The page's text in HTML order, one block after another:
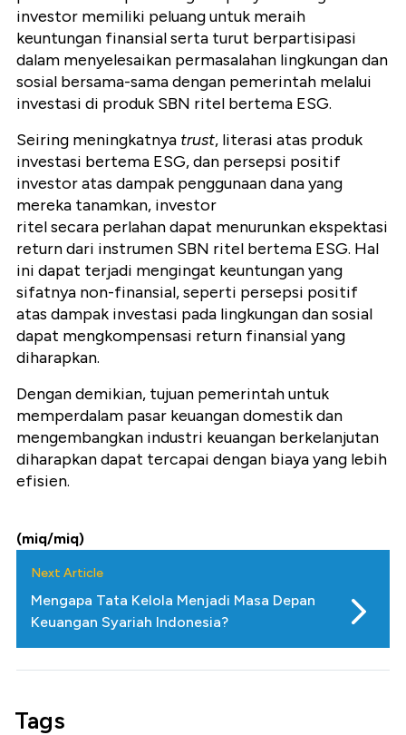
investor memiliki peluang untuk meraih
keuntungan finansial serta turut berpartisipasi
dalam menyelesaikan permasalahan lingkungan dan
sosial bersama-sama dengan pemerintah melalui
investasi di produk SBN ritel bertema ESG.
Seiring meningkatnya trust, literasi atas produk
investasi bertema ESG, dan persepsi positif
investor atas dampak penggunaan dana yang
mereka tanamkan, investor
ritel secara perlahan dapat menurunkan ekspektasi
return dari instrumen SBN ritel bertema ESG. Hal
ini dapat terjadi mengingat keuntungan yang
sifatnya non-finansial, seperti persepsi positif
atas dampak investasi pada lingkungan dan sosial
dapat mengkompensasi return finansial yang
diharapkan.
Dengan demikian, tujuan pemerintah untuk
memperdalam pasar keuangan domestik dan
mengembangkan industri keuangan berkelanjutan
diharapkan dapat tercapai dengan biaya yang lebih
efisien.
(miq/miq)
Next Article
Mengapa Tata Kelola Menjadi Masa Depan
Keuangan Syariah Indonesia?
Tags